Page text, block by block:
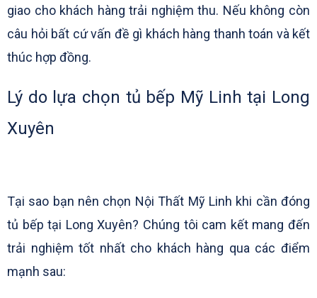
giao cho khách hàng trải nghiệm thu. Nếu không còn
câu hỏi bất cứ vấn đề gì khách hàng thanh toán và kết
thúc hợp đồng.
Lý do lựa chọn tủ bếp Mỹ Linh tại Long
Xuyên
Tại sao bạn nên chọn Nội Thất Mỹ Linh khi cần đóng
tủ bếp tại Long Xuyên? Chúng tôi cam kết mang đến
trải nghiệm tốt nhất cho khách hàng qua các điểm
mạnh sau: